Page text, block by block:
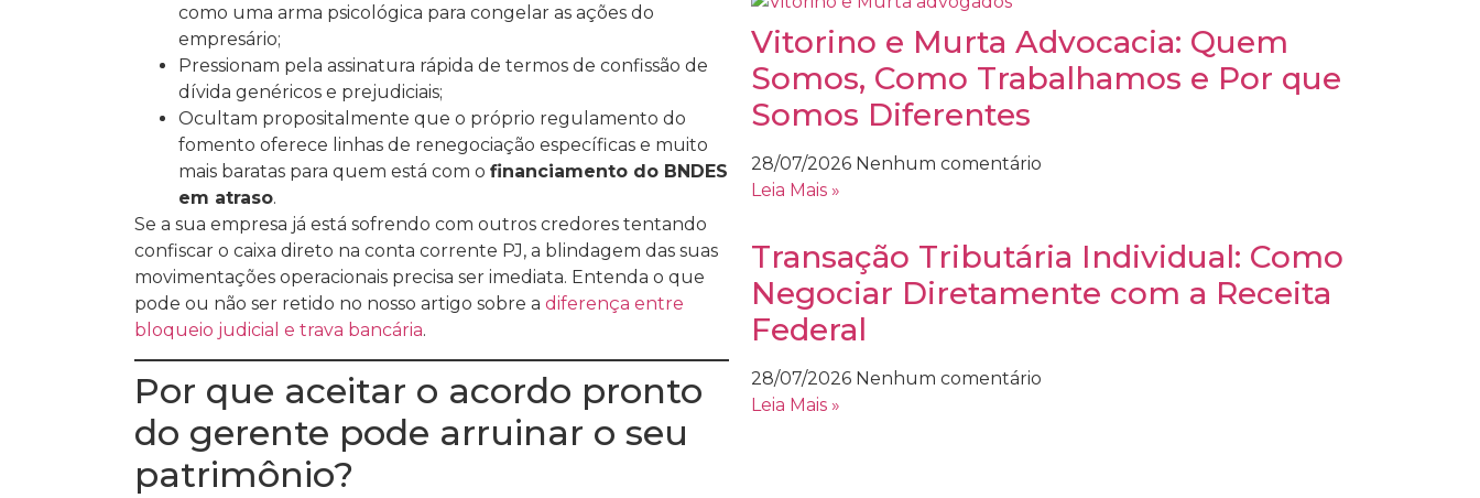
como uma arma psicológica para congelar as ações do
empresário;
Pressionam pela assinatura rápida de termos de confissão de
dívida genéricos e prejudiciais;
Ocultam propositalmente que o próprio regulamento do
fomento oferece linhas de renegociação específicas e muito
mais baratas para quem está com o financiamento do BNDES
em atraso.
Se a sua empresa já está sofrendo com outros credores tentando
confiscar o caixa direto na conta corrente PJ, a blindagem das suas
movimentações operacionais precisa ser imediata. Entenda o que
pode ou não ser retido no nosso artigo sobre a diferença entre
bloqueio judicial e trava bancária.
Por que aceitar o acordo pronto
do gerente pode arruinar o seu
patrimônio?
Vitorino e Murta Advocacia: Quem
Somos, Como Trabalhamos e Por que
Somos Diferentes
28/07/2026 Nenhum comentário
Leia Mais »
Transação Tributária Individual: Como
Negociar Diretamente com a Receita
Federal
28/07/2026 Nenhum comentário
Leia Mais »